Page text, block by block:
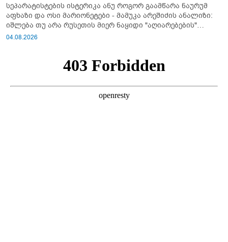
სეპარატისტების ისტერიკა ანუ როგორ გაამწარა ნაურუმ
აფხაზი და ოსი მარიონეტები - მამუკა არეშიძის ანალიზი:
იშლება თუ არა რუსეთის მიერ ნაყიდი "აღიარებების"
სისტემა?!
04.08.2026